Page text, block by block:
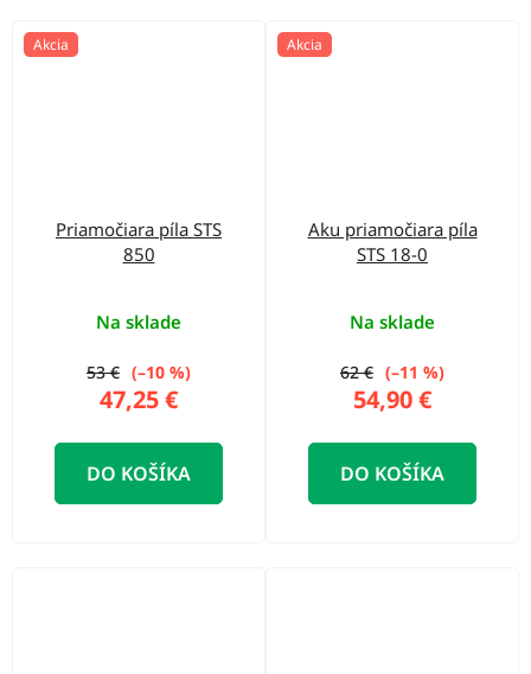
Akcia
Priamočiara píla STS
850
Na sklade
47,25 €
53 € (–10 %)
DO KOŠÍKA
Akcia
Aku priamočiara píla
STS 18-0
Na sklade
54,90 €
62 € (–11 %)
DO KOŠÍKA